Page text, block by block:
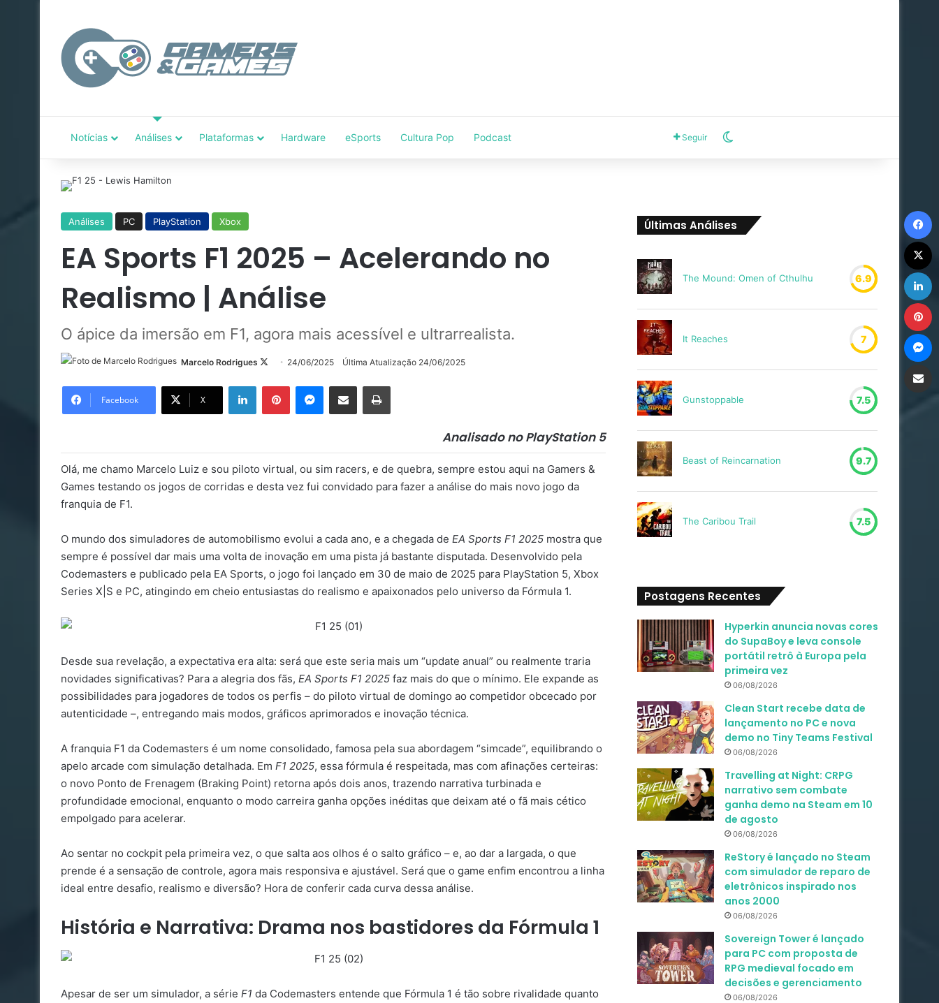
Notícias Análises Plataformas Hardware eSports Cultura Pop Podcast Seguir
Análises PC PlayStation Xbox
EA Sports F1 2025 – Acelerando no
Realismo | Análise
O ápice da imersão em F1, agora mais acessível e ultrarrealista.
Marcelo Rodrigues
Follow
X
24/06/2025 Última Atualização 24/06/2025
Facebook X
LinkedinPinterestMessenger
Compartilhar via e-mail Imprimir
Analisado no PlayStation 5
Olá, me chamo Marcelo Luiz e sou piloto virtual, ou sim racers, e de quebra, sempre estou aqui na Gamers &
Games testando os jogos de corridas e desta vez fui convidado para fazer a análise do mais novo jogo da
franquia de F1.
O mundo dos simuladores de automobilismo evolui a cada ano, e a chegada de EA Sports F1 2025 mostra que
sempre é possível dar mais uma volta de inovação em uma pista já bastante disputada. Desenvolvido pela
Codemasters e publicado pela EA Sports, o jogo foi lançado em 30 de maio de 2025 para PlayStation 5, Xbox
Series X|S e PC, atingindo em cheio entusiastas do realismo e apaixonados pelo universo da Fórmula 1.
Desde sua revelação, a expectativa era alta: será que este seria mais um “update anual” ou realmente traria
novidades significativas? Para a alegria dos fãs, EA Sports F1 2025 faz mais do que o mínimo. Ele expande as
possibilidades para jogadores de todos os perfis – do piloto virtual de domingo ao competidor obcecado por
autenticidade –, entregando mais modos, gráficos aprimorados e inovação técnica.
A franquia F1 da Codemasters é um nome consolidado, famosa pela sua abordagem “simcade”, equilibrando o
apelo arcade com simulação detalhada. Em F1 2025, essa fórmula é respeitada, mas com afinações certeiras:
o novo Ponto de Frenagem (Braking Point) retorna após dois anos, trazendo narrativa turbinada e
profundidade emocional, enquanto o modo carreira ganha opções inéditas que deixam até o fã mais cético
empolgado para acelerar.
Ao sentar no cockpit pela primeira vez, o que salta aos olhos é o salto gráfico – e, ao dar a largada, o que
prende é a sensação de controle, agora mais responsiva e ajustável. Será que o game enfim encontrou a linha
ideal entre desafio, realismo e diversão? Hora de conferir cada curva dessa análise.
História e Narrativa: Drama nos bastidores da Fórmula 1
Apesar de ser um simulador, a série F1 da Codemasters entende que Fórmula 1 é tão sobre rivalidade quanto
Últimas Análises
The Mound: Omen of Cthulhu 6.9
It Reaches 7
Gunstoppable 7.5
Beast of Reincarnation 9.7
The Caribou Trail 7.5
Postagens Recentes
Hyperkin anuncia novas cores
do SupaBoy e leva console
portátil retrô à Europa pela
primeira vez
06/08/2026
Clean Start recebe data de
lançamento no PC e nova
demo no Tiny Teams Festival
06/08/2026
Travelling at Night: CRPG
narrativo sem combate
ganha demo na Steam em 10
de agosto
06/08/2026
ReStory é lançado no Steam
com simulador de reparo de
eletrônicos inspirado nos
anos 2000
06/08/2026
Sovereign Tower é lançado
para PC com proposta de
RPG medieval focado em
decisões e gerenciamento
06/08/2026